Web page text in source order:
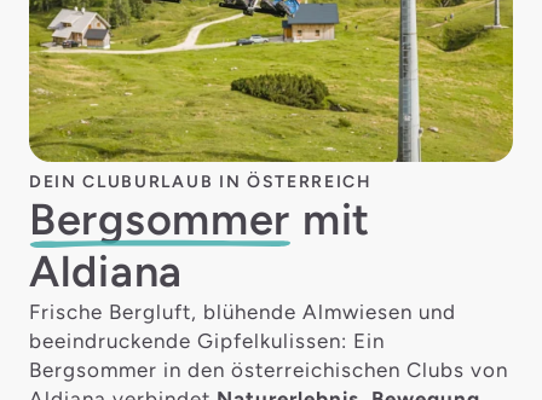
DEIN CLUBURLAUB IN ÖSTERREICH
Bergsommer mit
Aldiana
Frische Bergluft, blühende Almwiesen und
beeindruckende Gipfelkulissen: Ein
Bergsommer in den österreichischen Clubs von